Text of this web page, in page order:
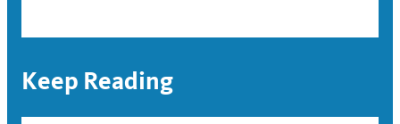
Keep Reading